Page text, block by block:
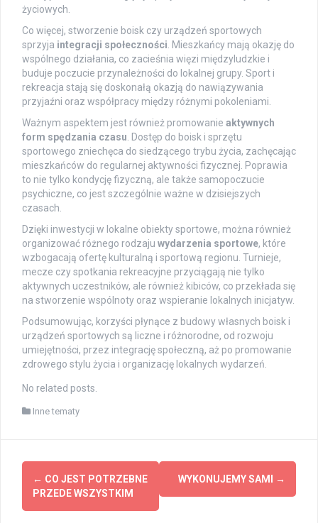
życiowych.
Co więcej, stworzenie boisk czy urządzeń sportowych
sprzyja integracji społeczności. Mieszkańcy mają okazję do
wspólnego działania, co zacieśnia więzi międzyludzkie i
buduje poczucie przynależności do lokalnej grupy. Sport i
rekreacja stają się doskonałą okazją do nawiązywania
przyjaźni oraz współpracy między różnymi pokoleniami.
Ważnym aspektem jest również promowanie aktywnych
form spędzania czasu. Dostęp do boisk i sprzętu
sportowego zniechęca do siedzącego trybu życia, zachęcając
mieszkańców do regularnej aktywności fizycznej. Poprawia
to nie tylko kondycję fizyczną, ale także samopoczucie
psychiczne, co jest szczególnie ważne w dzisiejszych
czasach.
Dzięki inwestycji w lokalne obiekty sportowe, można również
organizować różnego rodzaju wydarzenia sportowe, które
wzbogacają ofertę kulturalną i sportową regionu. Turnieje,
mecze czy spotkania rekreacyjne przyciągają nie tylko
aktywnych uczestników, ale również kibiców, co przekłada się
na stworzenie wspólnoty oraz wspieranie lokalnych inicjatyw.
Podsumowując, korzyści płynące z budowy własnych boisk i
urządzeń sportowych są liczne i różnorodne, od rozwoju
umiejętności, przez integrację społeczną, aż po promowanie
zdrowego stylu życia i organizację lokalnych wydarzeń.
No related posts.
Inne tematy
Post
navigation
← CO JEST POTRZEBNE
PRZEDE WSZYSTKIM
WYKONUJEMY SAMI →